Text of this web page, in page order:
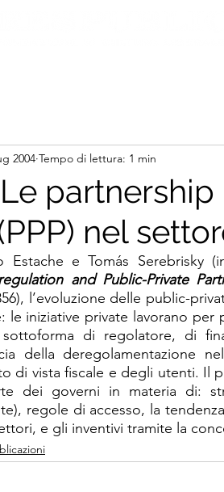
nel
2004 Tempo di lettura: 1 min
Estache e Tomás Serebrisky
and Public-Private
l’evoluzione delle public-
le iniziative private lavorano
di regolatore, di
della deregolamentazione
di vista fiscale e degli utenti. Il
dei governi in materia di:
regole di accesso, la
e gli inventivi tramite la